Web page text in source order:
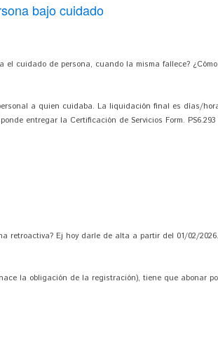
bajo cuidado
el cuidado de persona, cuando la misma fallece?
a quien cuidaba. La liquidación final es días/
entregar la Certificación de Servicios Form.
retroactiva? Ej hoy darle de alta a partir del 01/02/
la obligación de la registración), tiene que abonar